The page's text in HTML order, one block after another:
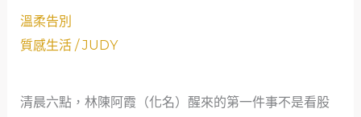
溫柔告別
質感生活/JUDY
清晨六點，林陳阿霞（化名）醒來的第一件事不是看股
股
老